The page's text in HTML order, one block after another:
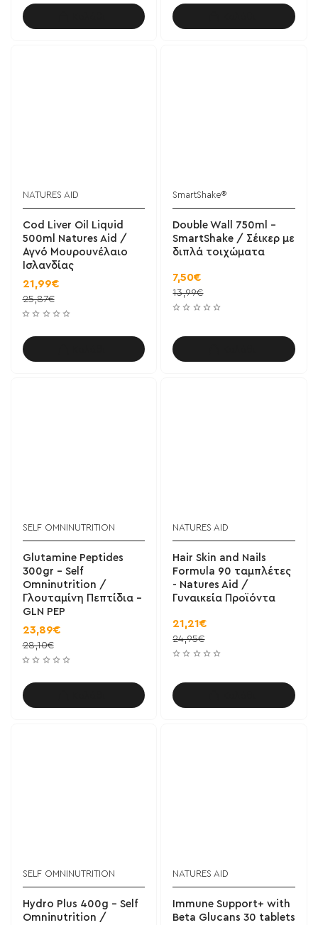
NATURES AID
Cod Liver Oil Liquid
500ml Natures Aid /
Αγνό Μουρουνέλαιο
Ισλανδίας
21,99€
25,87€
SmartShake®
Double Wall 750ml -
SmartShake / Σέικερ με
διπλά τοιχώματα
7,50€
13,99€
SELF OMNINUTRITION
Glutamine Peptides
300gr - Self
Omninutrition /
Γλουταμίνη Πεπτίδια -
GLN PEP
23,89€
28,10€
NATURES AID
Hair Skin and Nails
Formula 90 ταμπλέτες
- Natures Aid /
Γυναικεία Προϊόντα
21,21€
24,95€
SELF OMNINUTRITION
Hydro Plus 400g - Self
Omninutrition /
NATURES AID
Immune Support+ with
Beta Glucans 30 tablets